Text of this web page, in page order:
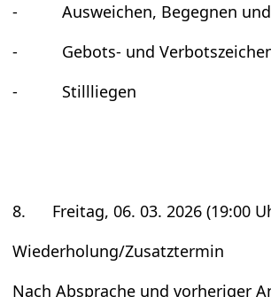
- Aus­wei­chen, Begeg­nen und
- Gebots- und
- Still­lie­gen
8. Frei­tag, 06. 03. 2026 (19:00
Wie­der­ho­lung/Zusatz­ter­min
Nach Abspra­che und vor­he­ri­ger